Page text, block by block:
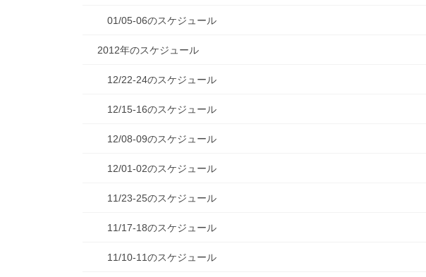
01/05-06のスケジュール
2012年のスケジュール
12/22-24のスケジュール
12/15-16のスケジュール
12/08-09のスケジュール
12/01-02のスケジュール
11/23-25のスケジュール
11/17-18のスケジュール
11/10-11のスケジュール